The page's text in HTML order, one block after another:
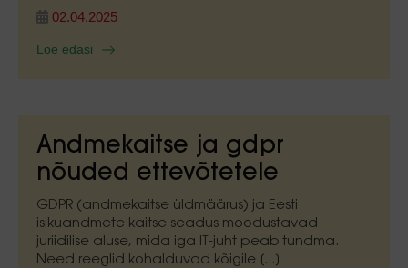
02.04.2025
Loe edasi
Andmekaitse ja gdpr
nõuded ettevõtetele
GDPR (andmekaitse üldmäärus) ja Eesti
isikuandmete kaitse seadus moodustavad
juriidilise aluse, mida iga IT-juht peab tundma.
Need reeglid kohalduvad kõigile [...]